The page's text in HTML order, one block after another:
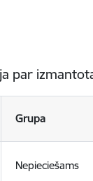
par
Grupa
Nepieciešams